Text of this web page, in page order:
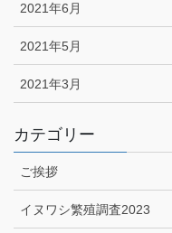
2021年6月
2021年5月
2021年3月
カテゴリー
ご挨拶
イヌワシ繁殖調査2023